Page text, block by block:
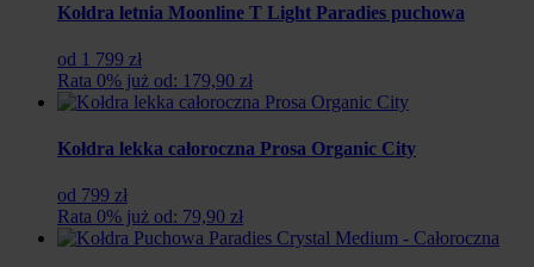
Kołdra letnia Moonline T Light Paradies puchowa
od 1 799 zł
Rata 0% już od: 179,90 zł
Kołdra lekka całoroczna Prosa Organic City
od 799 zł
Rata 0% już od: 79,90 zł